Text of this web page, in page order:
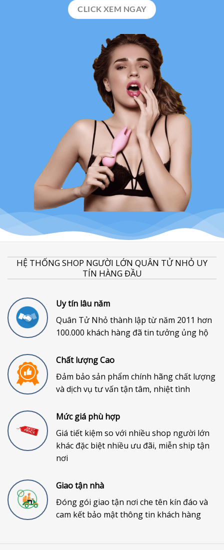
CLICK XEM NGAY
HỆ THỐNG SHOP NGƯỜI LỚN QUÂN TỬ NHỎ UY
TÍN HÀNG ĐẦU
Uy tín lâu năm
Quân Tử Nhỏ thành lập từ năm 2011 hơn
100.000 khách hàng đã tin tưởng ủng hộ
Chất lượng Cao
Đảm bảo sản phẩm chính hãng chất lượng
và dịch vụ tư vấn tận tâm, nhiệt tình
Mức giá phù hợp
Giá tiết kiệm so với nhiều shop người lớn
khác đặc biệt nhiều ưu đãi, miễn ship tận
nơi
Giao tận nhà
Đóng gói giao tận nơi che tên kín đáo và
cam kết bảo mật thông tin khách hàng